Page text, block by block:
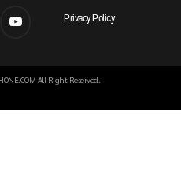
Privacy Policy
All Right Reserved.